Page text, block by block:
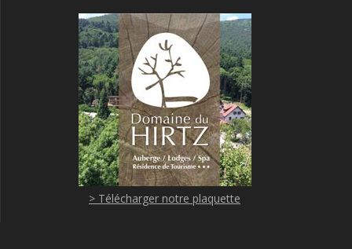
> Télécharger notre plaquette